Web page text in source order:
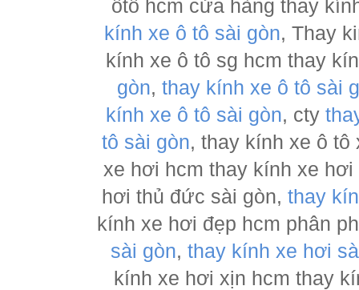
ôtô hcm cửa hàng thay
kính xe ô tô sài gòn, Thay
kính xe ô tô sg hcm thay
gòn, thay kính xe ô tô sài
kính xe ô tô sài gòn, cty
tô sài gòn, thay kính xe ô
xe hơi hcm thay kính xe
hơi thủ đức sài gòn, thay
kính xe hơi đẹp hcm phân
sài gòn, thay kính xe hơi
kính xe hơi xịn hcm thay